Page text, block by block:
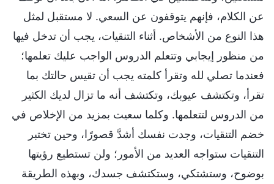
عن الكلام، فإنهم يتوقفون عن السعي. لا مستقبل لمثل
هذا النوع من الأشخاص. أثناء التنقيات، يجب أن تدخل فيها
من منظور إيجابي وتتعلم الدروس الواجب عليك تعلمها؛
فعندما تصلي لله وتقرأ كلمته يجب أن تقيس حالتك بما
تقرأ، وتكتشف عيوبك، وتكتشف أنه ما تزال لديك الكثير
من الدروس لتتعلمها. وكلما سعيت بمزيد من الإخلاص في
خضم التنقيات، وجدت نفسك أشدَّ قصورًا، وحين تختبر
التنقيات ستواجه العديد من الأمور؛ ولن تستطيع رؤيتها
بوضوح، وستشتكي، وستكتشف جسدك، وبهذه الطريقة